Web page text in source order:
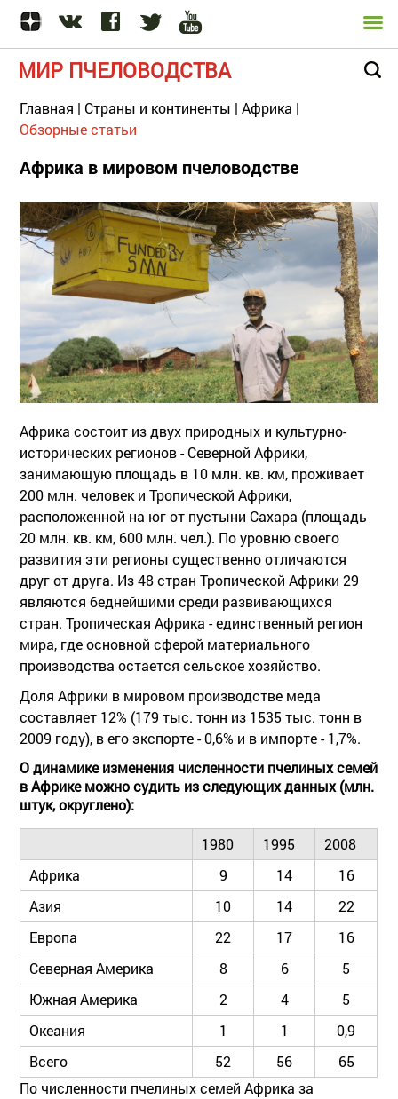
МИР ПЧЕЛОВОДСТВА
Главная | Страны и континенты | Африка |
Обзорные статьи
Африка в мировом пчеловодстве
Африка состоит из двух природных и культурно-
исторических регионов - Северной Африки,
занимающую площадь в 10 млн. кв. км, проживает
200 млн. человек и Тропической Африки,
расположенной на юг от пустыни Сахара (площадь
20 млн. кв. км, 600 млн. чел.). По уровню своего
развития эти регионы существенно отличаются
друг от друга. Из 48 стран Тропической Африки 29
являются беднейшими среди развивающихся
стран. Тропическая Африка - единственный регион
мира, где основной сферой материального
производства остается сельское хозяйство.
Доля Африки в мировом производстве меда
составляет 12% (179 тыс. тонн из 1535 тыс. тонн в
2009 году), в его экспорте - 0,6% и в импорте - 1,7%.
О динамике изменения численности пчелиных семей
в Африке можно судить из следующих данных (млн.
штук, округлено):
1980 1995
2008
Африка
9 14
16
Азия
10 14
22
Европа
22 17
16
Северная Америка
8 6
5
Южная Америка
2 4
5
Океания
1 1
0,9
Всего
52 56
65
По численности пчелиных семей Африка за